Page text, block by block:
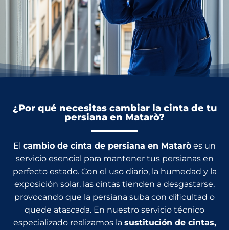
¿Por qué necesitas cambiar la cinta de tu
persiana en Matarò?
El cambio de cinta de persiana en Matarò es un
servicio esencial para mantener tus persianas en
perfecto estado. Con el uso diario, la humedad y la
exposición solar, las cintas tienden a desgastarse,
provocando que la persiana suba con dificultad o
quede atascada. En nuestro servicio técnico
especializado realizamos la sustitución de cintas,